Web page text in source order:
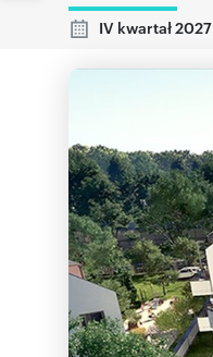
IV kwartał 2027